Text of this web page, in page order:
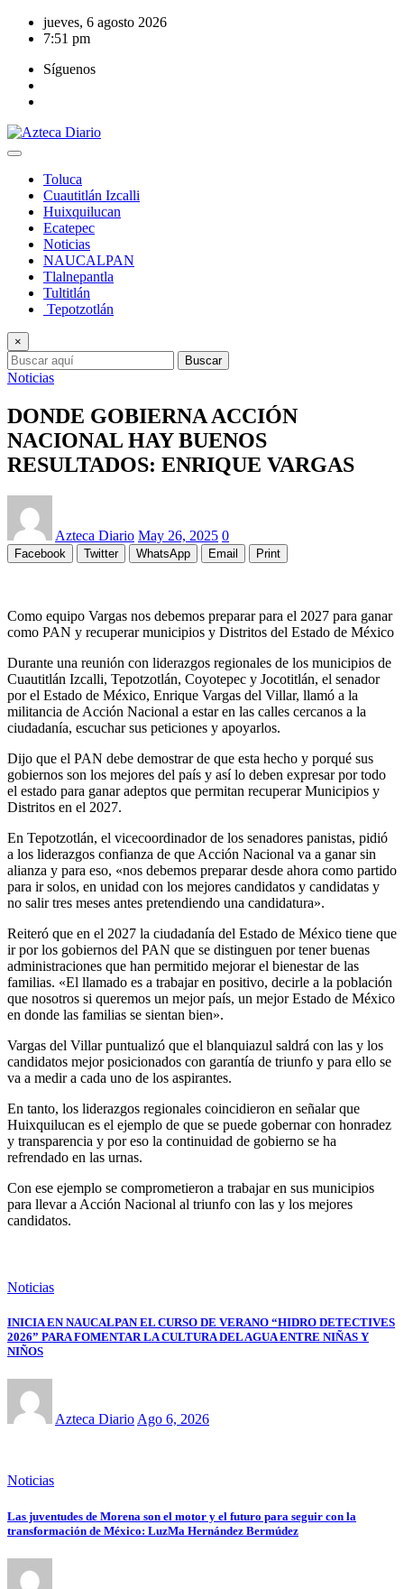
Saltar
jueves, 6 agosto 2026
7:51 pm
Síguenos
Toluca
Cuautitlán Izcalli
Huixquilucan
Ecatepec
Noticias
NAUCALPAN
Tlalnepantla
Tultitlán
Tepotzotlán
×
Buscar
Noticias
DONDE GOBIERNA ACCIÓN
NACIONAL HAY BUENOS
RESULTADOS: ENRIQUE VARGAS
Azteca Diario May 26, 2025 0
Facebook Twitter WhatsApp Email Print
Como equipo Vargas nos debemos preparar para el 2027 para ganar
como PAN y recuperar municipios y Distritos del Estado de México
Durante una reunión con liderazgos regionales de los municipios de
Cuautitlán Izcalli, Tepotzotlán, Coyotepec y Jocotitlán, el senador
por el Estado de México, Enrique Vargas del Villar, llamó a la
militancia de Acción Nacional a estar en las calles cercanos a la
ciudadanía, escuchar sus peticiones y apoyarlos.
Dijo que el PAN debe demostrar de que esta hecho y porqué sus
gobiernos son los mejores del país y así lo deben expresar por todo
el estado para ganar adeptos que permitan recuperar Municipios y
Distritos en el 2027.
En Tepotzotlán, el vicecoordinador de los senadores panistas, pidió
a los liderazgos confianza de que Acción Nacional va a ganar sin
alianza y para eso, «nos debemos preparar desde ahora como partido
para ir solos, en unidad con los mejores candidatos y candidatas y
no salir tres meses antes pretendiendo una candidatura».
Reiteró que en el 2027 la ciudadanía del Estado de México tiene que
ir por los gobiernos del PAN que se distinguen por tener buenas
administraciones que han permitido mejorar el bienestar de las
familias. «El llamado es a trabajar en positivo, decirle a la población
que nosotros si queremos un mejor país, un mejor Estado de México
en donde las familias se sientan bien».
Vargas del Villar puntualizó que el blanquiazul saldrá con las y los
candidatos mejor posicionados con garantía de triunfo y para ello se
va a medir a cada uno de los aspirantes.
En tanto, los liderazgos regionales coincidieron en señalar que
Huixquilucan es el ejemplo de que se puede gobernar con honradez
y transparencia y por eso la continuidad de gobierno se ha
refrendado en las urnas.
Con ese ejemplo se comprometieron a trabajar en sus municipios
para llevar a Acción Nacional al triunfo con las y los mejores
candidatos.
Noticias
INICIA EN NAUCALPAN EL CURSO DE VERANO “HIDRO DETECTIVES
2026” PARA FOMENTAR LA CULTURA DEL AGUA ENTRE NIÑAS Y
NIÑOS
Azteca Diario Ago 6, 2026
Noticias
Las juventudes de Morena son el motor y el futuro para seguir con la
transformación de México: LuzMa Hernández Bermúdez